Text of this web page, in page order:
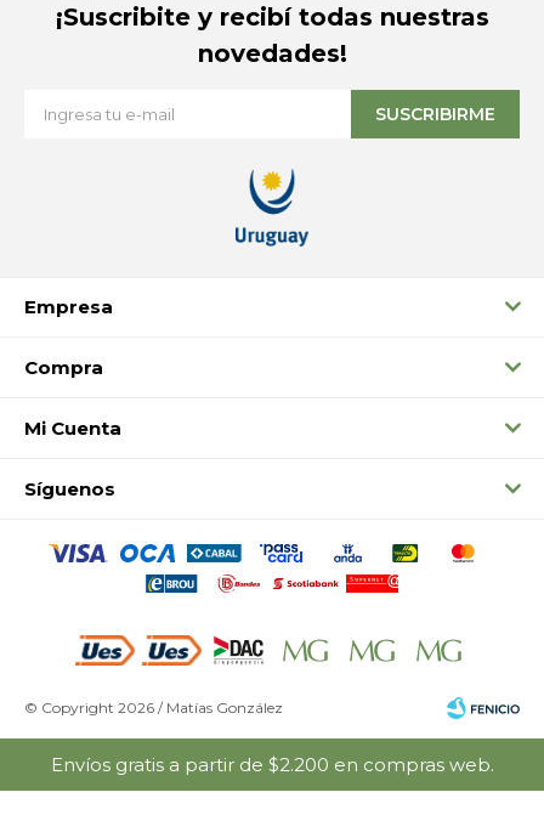
Empresa
Compra
Mi Cuenta
Síguenos
¡Suscribite y recibí todas nuestras
novedades!
SUSCRIBIRME
© Copyright 2026 / Matías González
Envíos gratis a partir de $2.200 en compras web.